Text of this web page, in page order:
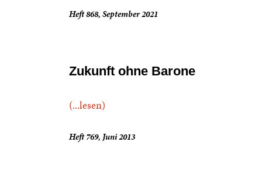
Heft 868, September 2021
Zukunft ohne Barone
(...lesen)
Heft 769, Juni 2013